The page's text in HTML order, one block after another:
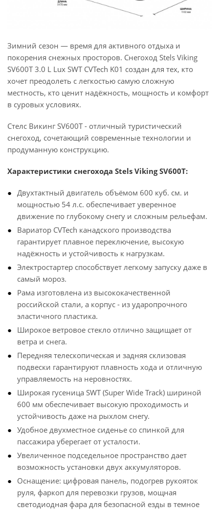
Зимний сезон — время для активного отдыха и
покорения снежных просторов. Снегоход Stels Viking
SV600T 3.0 L Lux SWT CVTech K01 создан для тех, кто
хочет преодолеть с легкостью самую сложную
местность, кто ценит надёжность, мощность и комфорт
в суровых условиях.
Стелс Викинг SV600T - отличный туристический
снегоход, сочетающий современные технологии и
продуманную конструкцию.
Характеристики снегохода Stels Viking SV600T:
Двухтактный двигатель объёмом 600 куб. см. и
мощностью 54 л.с. обеспечивает уверенное
движение по глубокому снегу и сложным рельефам.
Вариатор CVTech канадского производства
гарантирует плавное переключение, высокую
надёжность и устойчивость к нагрузкам.
Электростартер способствует легкому запуску даже в
самый мороз.
Рама изготовлена из высококачественной
российской стали, а корпус - из ударопрочного
эластичного пластика.
Широкое ветровое стекло отлично защищает от
ветра и снега.
Передняя телескопическая и задняя склизовая
подвески гарантируют плавность хода и отличную
управляемость на неровностях.
Широкая гусеница SWT (Super Wide Track) шириной
600 мм обеспечивает высокую проходимость и
устойчивость даже на рыхлом снегу.
Удобное двухместное сиденье со спинкой для
пассажира уберегает от усталости.
Увеличенное подседельное пространство дает
возможность установки двух аккумуляторов.
Оснащение: цифровая панель, подогрев рукояток
руля, фаркоп для перевозки грузов, мощная
светодиодная фара для безопасной езды в темное